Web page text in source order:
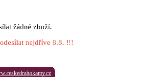
žádné zboží.
nejdříve 8.8. !!!